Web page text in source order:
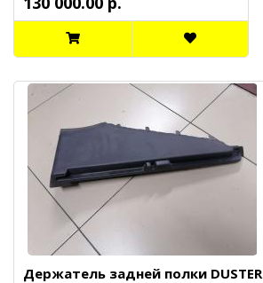
Держатель задней полки DUSTER